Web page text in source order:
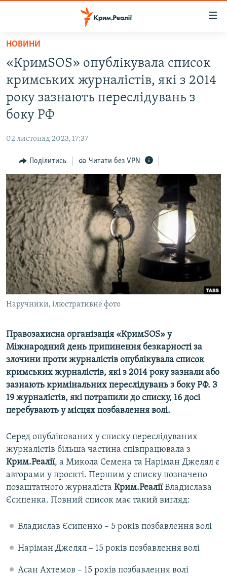
Перейти
основного
матеріалу
Перейти
до
основної
Перейти
пошуку
ВОДА.КРИМ
ВІДЕО ТА ФОТО
ПОЛІТИКА
ІНТЕРВ'Ю
ВСЕ ЗА ДЕНЬ
СПЕЦПРОЕКТИ
ДЕПОРТАЦІЯ
ВІДЕОУРОКИ «ELIFBE»
СВІДЧЕННЯ ОКУПАЦІЇ
УКРАЇНСЬКА ПРОБЛЕМА КРИМУ
ІНФОГРАФІКА
ЯК ОБІЙТИ БЛОКУВАННЯ
Русский
Qırımtatar
ДОЛУЧАЙСЯ!
Усі сайти RFE/RL
НОВИНИ
«КримSOS» опублікувала список
кримських журналістів, які з 2014
року зазнають переслідувань з
боку РФ
02 листопад 2023, 17:37
Поділитись Читати без VPN
Наручники, ілюстративне фото
Правозахисна організація «КримSOS» у
Міжнародний день припинення безкарності за
злочини проти журналістів опублікувала список
кримських журналістів, які з 2014 року зазнали або
зазнають кримінальних переслідувань з боку РФ. З
19 журналістів, які потрапили до списку, 16 досі
перебувають у місцях позбавлення волі.
Серед опублікованих у списку переслідуваних
журналістів більша частина співпрацювала з
Крим.Реалії, а Микола Семена та Наріман Джелял є
авторами у проєкті. Першим у списку позначено
позаштатного журналіста Крим.РеаліїВладислава
Єсипенка. Повний список має такий вигляд:
Владислав Єсипенко – 5 років позбавлення волі
Наріман Джелял – 15 років позбавлення волі
Асан Ахтемов – 15 років позбавлення волі